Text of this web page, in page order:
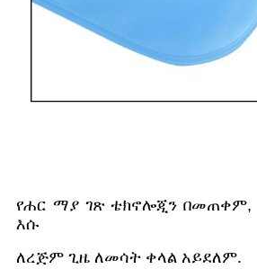
የሐር ማያ ገጽ ቴክኖሎጂን በመጠቀም,
እሱ
ለረጅም ጊዜ ለመሳት ቀላል አይደለም.